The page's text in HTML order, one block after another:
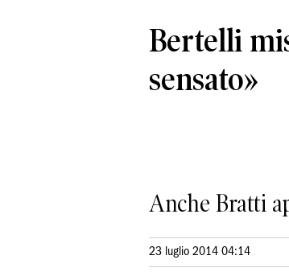
Bertelli
sensato»
Anche Bratti
23 luglio 2014 04:14